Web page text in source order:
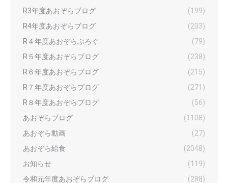
R3年度あおぞらブログ
(199)
R4年度あおぞらブログ
(203)
R４年度あおぞらぶろぐ
(79)
R５年度あおぞらブログ
(238)
R６年度あおぞらブログ
(215)
R７年度あおぞらブログ
(271)
R８年度あおぞらブログ
(56)
あおぞらブログ
(1108)
あおぞら動画
(27)
あおぞら給食
(2048)
お知らせ
(119)
令和元年度あおぞらブログ
(288)